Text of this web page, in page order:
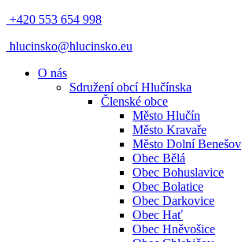
+420 553 654 998
hlucinsko@hlucinsko.eu
O nás
Sdružení obcí Hlučínska
Členské obce
Město Hlučín
Město Kravaře
Město Dolní Benešov
Obec Bělá
Obec Bohuslavice
Obec Bolatice
Obec Darkovice
Obec Hať
Obec Hněvošice